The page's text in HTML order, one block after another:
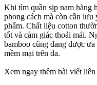
Khi tìm quần sịp nam hàng
phong cách mà còn cần lưu
phẩm. Chất liệu cotton
tốt và cảm giác thoải mái.
bamboo cũng đang được
mềm mại trên da.
Xem ngay thêm bài viết